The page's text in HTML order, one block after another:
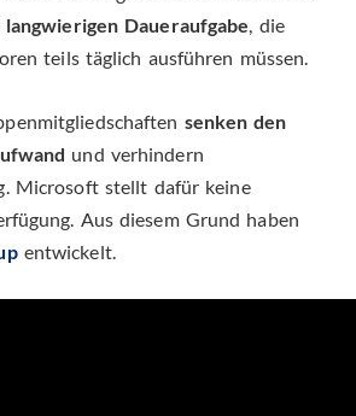
langwierigen Daueraufgabe , die
teils täglich ausführen müssen.
senken den
und verhindern
Microsoft stellt dafür keine
Aus diesem Grund haben
entwickelt.